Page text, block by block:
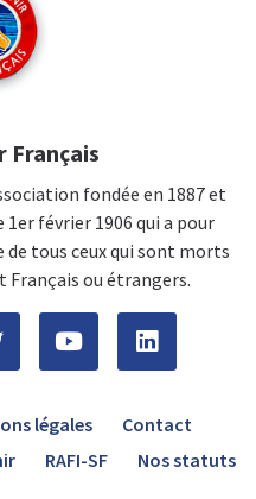
Français
fondée en 1887 et
février 1906 qui a pour
tous ceux qui sont morts
Français ou étrangers.
légales
Contact
RAFI-SF Nos statuts